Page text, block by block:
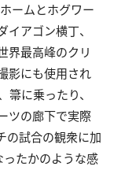
ームとホグワー
アゴン横丁、
界最高峰のクリ
影にも使用され
に乗ったり、
ツの廊下で実際
の試合の観衆に加
たかのような感